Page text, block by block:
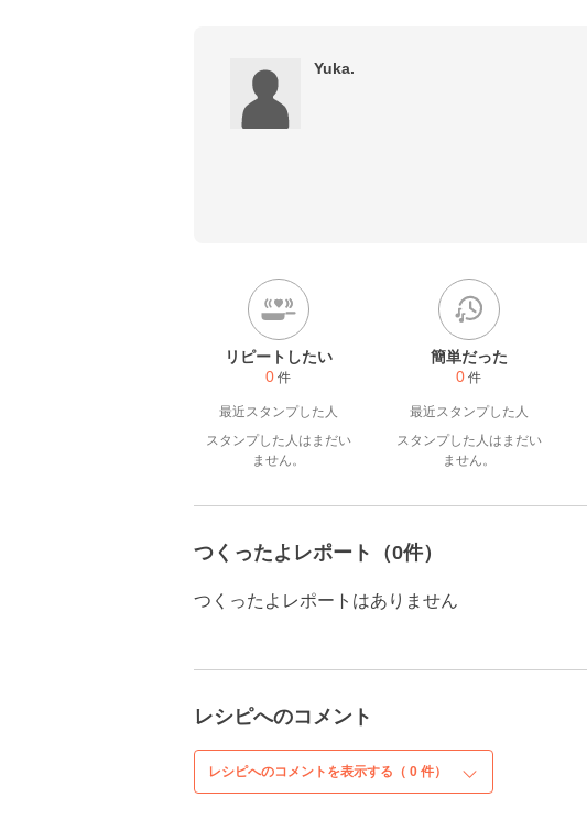
Yuka.
リピートしたい
0 件
最近スタンプした人
スタンプした人はまだい
ません。
簡単だった
0 件
最近スタンプした人
スタンプした人はまだい
ません。
つくったよレポート（0件）
つくったよレポートはありません
レシピへのコメント
レシピへのコメントを表示する（ 0 件）